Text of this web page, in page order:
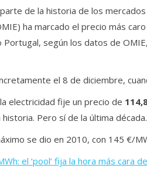
de la historia de los
ha marcado el precio más
según los datos de
el 8 de diciembre,
electricidad fije un precio de
Pero sí de la última década.
se dio en 2010, con 145 €/
el ‘pool’ fija la hora más cara